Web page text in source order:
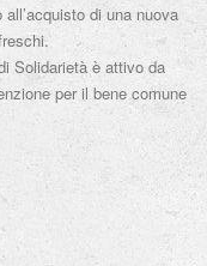
di una nuova
Solidarietà è attivo da
per il bene comune